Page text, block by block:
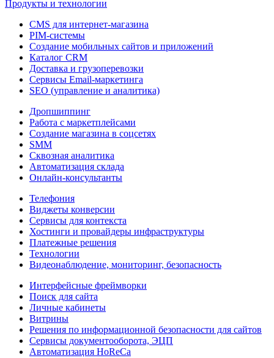
Продукты и технологии
CMS для интернет-магазина
PIM-системы
Создание мобильных сайтов и приложений
Каталог CRM
Доставка и грузоперевозки
Сервисы Email-маркетинга
SEO (управление и аналитика)
Дропшиппинг
Работа с маркетплейсами
Создание магазина в соцсетях
SMM
Сквозная аналитика
Автоматизация склада
Онлайн-консультанты
Телефония
Виджеты конверсии
Сервисы для контекста
Хостинги и провайдеры инфраструктуры
Платежные решения
Технологии
Видеонаблюдение, мониторинг, безопасность
Интерфейсные фреймворки
Поиск для сайта
Личные кабинеты
Витрины
Решения по информационной безопасности для сайтов
Сервисы документооборота, ЭЦП
Автоматизация HoReCa